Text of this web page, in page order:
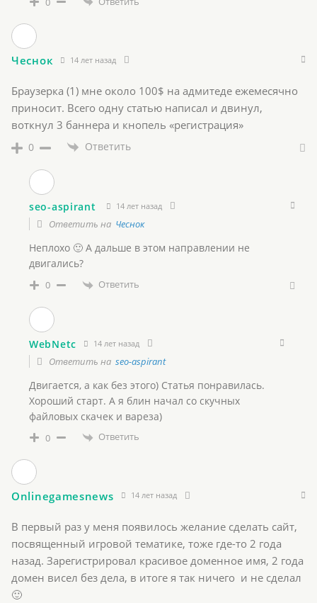
Чеснок 14 лет назад
Браузерка (1) мне около 100$ на адмитеде ежемесячно
приносит. Всего одну статью написал и двинул,
воткнул 3 баннера и кнопель «регистрация»
0 Ответить
seo-aspirant 14 лет назад
Ответить на Чеснок
Неплохо 🙂 А дальше в этом направлении не
двигались?
0 Ответить
WebNetc 14 лет назад
Ответить на seo-aspirant
Двигается, а как без этого) Статья понравилась.
Хороший старт. А я блин начал со скучных
файловых скачек и вареза)
0 Ответить
Onlinegamesnews 14 лет назад
В первый раз у меня появилось желание сделать сайт,
посвященный игровой тематике, тоже где-то 2 года
назад. Зарегистрировал красивое доменное имя, 2 года
домен висел без дела, в итоге я так ничего и не сделал
🙂